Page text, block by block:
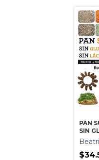
PAN
SIN